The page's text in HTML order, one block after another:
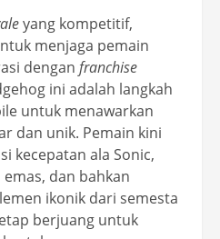
yang kompetitif,
menjaga pemain
dengan franchise
ini adalah langkah
untuk menawarkan
dan unik. Pemain kini
kecepatan ala Sonic,
dan bahkan
ikonik dari semesta
berjuang untuk